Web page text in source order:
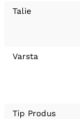
Talie
Varsta
Tip Produs